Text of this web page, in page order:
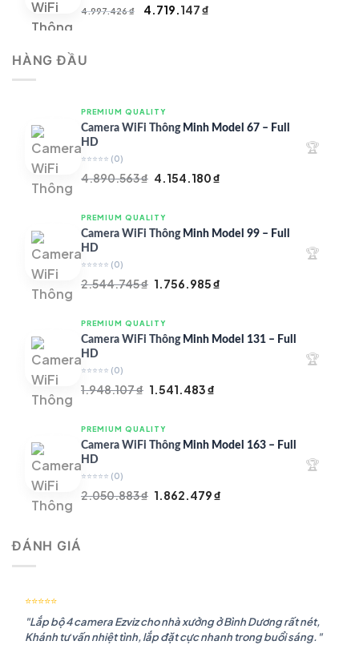
4.997.426₫
Giá
4.719.147₫
HÀNG ĐẦU
PREMIUM QUALITY
Camera WiFi Thông Minh Model 67 – Full
HD
⭐⭐⭐⭐⭐ (0)
4.890.563₫ Giá
là:
4.890.563 ₫.
4.154.180₫
là:
🏆
PREMIUM QUALITY
Camera WiFi Thông Minh Model 99 – Full
HD
⭐⭐⭐⭐⭐ (0)
2.544.745₫ Giá
là:
2.544.745 ₫.
1.756.985₫
là:
🏆
PREMIUM QUALITY
Camera WiFi Thông Minh Model 131 – Full
HD
⭐⭐⭐⭐⭐ (0)
1.948.107₫ Giá
là:
1.948.107 ₫.
1.541.483₫
là:
🏆
PREMIUM QUALITY
Camera WiFi Thông Minh Model 163 – Full
HD
⭐⭐⭐⭐⭐ (0)
2.050.883₫ Giá
1.862.479₫
🏆
ĐÁNH GIÁ
⭐⭐⭐⭐⭐
"Lắp bộ 4 camera Ezviz cho nhà xưởng ở Bình Dương rất nét,
Khánh tư vấn nhiệt tình, lắp đặt cực nhanh trong buổi sáng."